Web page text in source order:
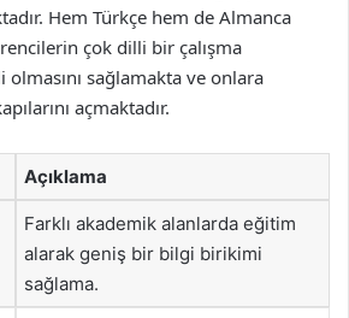
Hem Türkçe hem de Almanca
çok dilli bir çalışma
sağlamakta ve onlara
açmaktadır.
Açıklama
Farklı akademik alanlarda eğitim
alarak geniş bir bilgi birikimi
sağlama.